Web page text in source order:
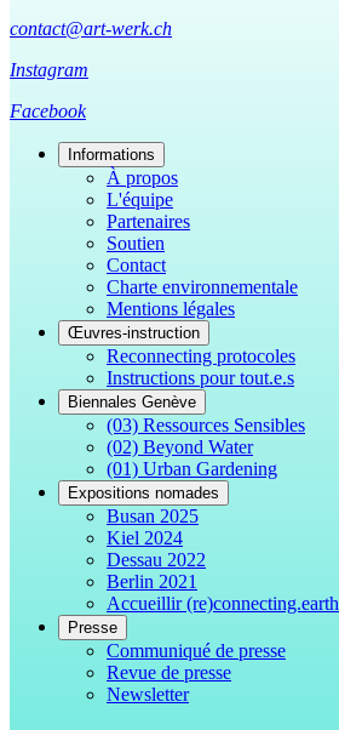
contact@art-werk.ch
Instagram
Facebook
Informations
À propos
L'équipe
Partenaires
Soutien
Contact
Charte environnementale
Mentions légales
Œuvres-instruction
Reconnecting protocoles
Instructions pour tout.e.s
Biennales Genève
(03) Ressources Sensibles
(02) Beyond Water
(01) Urban Gardening
Expositions nomades
Busan 2025
Kiel 2024
Dessau 2022
Berlin 2021
Accueillir (re)connecting.earth
Presse
Communiqué de presse
Revue de presse
Newsletter